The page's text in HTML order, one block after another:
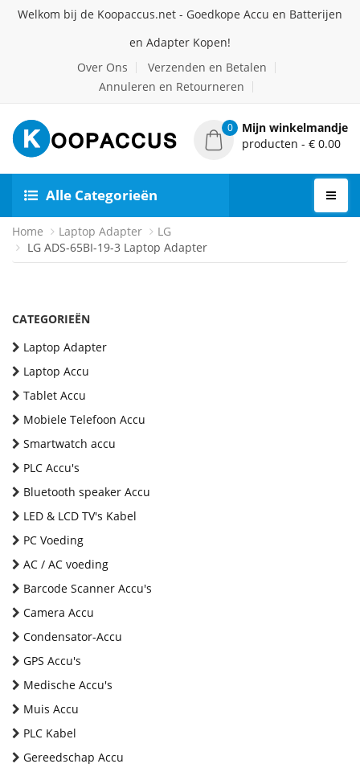
Welkom bij de Koopaccus.net - Goedkope Accu en Batterijen
en Adapter Kopen!
Over Ons
Verzenden en Betalen
Annuleren en Retourneren
0
Mijn winkelmandje
producten - € 0.00
Alle Categorieën
Home Laptop Adapter
LG
LG ADS-65BI-19-3 Laptop Adapter
CATEGORIEËN
Laptop Adapter
Laptop Accu
Tablet Accu
Mobiele Telefoon Accu
Smartwatch accu
PLC Accu's
Bluetooth speaker Accu
LED & LCD TV's Kabel
PC Voeding
AC / AC voeding
Barcode Scanner Accu's
Camera Accu
Condensator-Accu
GPS Accu's
Medische Accu's
Muis Accu
PLC Kabel
Gereedschap Accu